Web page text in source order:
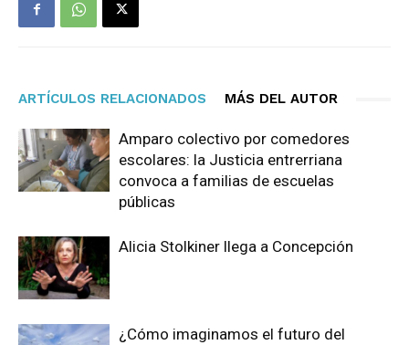
ARTÍCULOS RELACIONADOS MÁS DEL AUTOR
Amparo colectivo por comedores
escolares: la Justicia entrerriana
convoca a familias de escuelas
públicas
Alicia Stolkiner llega a Concepción
¿Cómo imaginamos el futuro del